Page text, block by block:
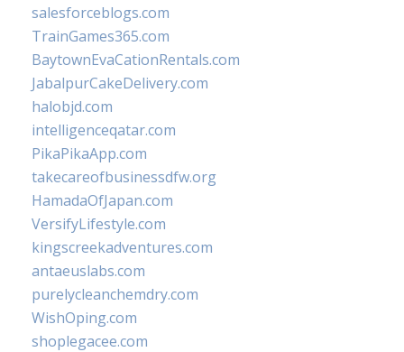
salesforceblogs.com
TrainGames365.com
BaytownEvaCationRentals.com
JabalpurCakeDelivery.com
halobjd.com
intelligenceqatar.com
PikaPikaApp.com
takecareofbusinessdfw.org
HamadaOfJapan.com
VersifyLifestyle.com
kingscreekadventures.com
antaeuslabs.com
purelycleanchemdry.com
WishOping.com
shoplegacee.com